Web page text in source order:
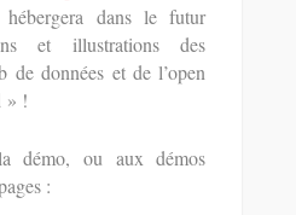
dans le futur
et illustrations des
de données et de l’open
» !
démo, ou aux démos
: